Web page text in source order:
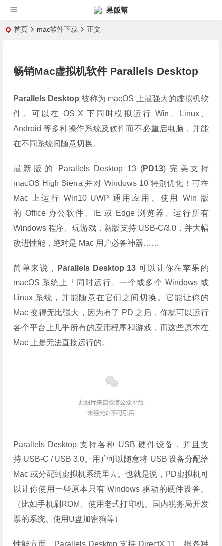
果飯幫
首页 mac软件下载 正文
畅销Mac虚拟机软件 Parallels Desktop
Parallels Desktop 被称为 macOS 上最强大的虚拟机软
件。可以在 OS X 下同时模拟运行 Win、Linux、
Android 等多种操作系统及软件而不必重启电脑，并能
在不同系统间随意切换。
最新版的 Parallels Desktop 13 (PD13) 完美支持
macOS High Sierra 并对 Windows 10 特别优化！可在
Mac 上运行 Win10 UWP 通用应用、使用 Win 版
的 Office 办公软件、IE 或 Edge 浏览器、运行所有
Windows 程序、玩游戏，新版支持 USB-C/3.0，并大幅
改进性能，绝对是 Mac 用户必备神器……
简单来说， Parallels Desktop 13 可以让你在苹果的
macOS 系统上「同时运行」一个或多个 Windows 或
Linux 系统，并能随意在它们之间切换。它能让你的
Mac 变得无比强大，因为有了 PD 之后，你就可以运行
各个平台上几乎所有的应用程序和游戏，而这些原本在
Mac 上是无法直接运行的。
Parallels Desktop 支持各种 USB 硬件设备，并且支
持 USB-C / USB 3.0。用户可以随意将 USB 设备分配给
Mac 或分配到虚拟机系统里去。也就是说，PD虚拟机可
以让你使用一些原本只有 Windows 驱动的硬件设备。
（比如手机刷ROM、使用老式打印机、国内税务局开发
票的系统、使用U盘加密狗等）
性能方面，Parallels Desktop 支持 DirectX 11，据各种